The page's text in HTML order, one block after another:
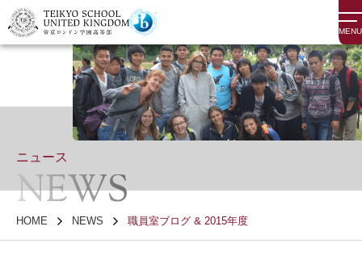
MENU
ニュース
NEWS
HOME NEWS 職員室ブログ & 2015年度